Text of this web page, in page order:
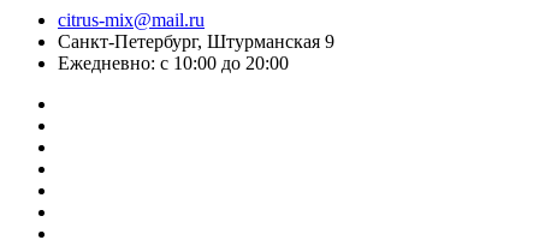
citrus-mix@mail.ru
Санкт-Петербург, Штурманская 9
Ежедневно: с 10:00 до 20:00